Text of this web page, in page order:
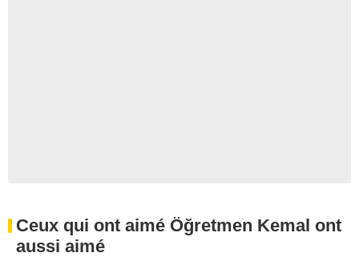
Ceux qui ont aimé Öğretmen Kemal ont
aussi aimé